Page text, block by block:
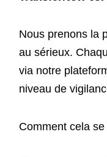
Nous prenons la
au sérieux.
via notre
niveau de
Comment cela